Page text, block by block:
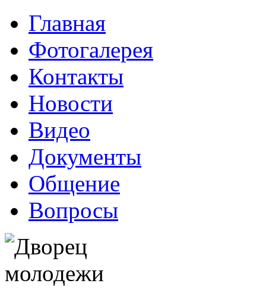
Главная
Фотогалерея
Контакты
Новости
Видео
Документы
Общение
Вопросы